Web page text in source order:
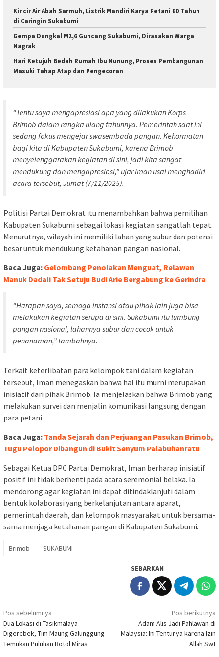
Kincir Air Abah Sarmuh, Listrik Mandiri Karya Petani 80 Tahun
di Caringin Sukabumi
Gempa Dangkal M2,6 Guncang Sukabumi, Dirasakan Warga
Nagrak
Hari Ketujuh Bedah Rumah Ibu Nunung, Proses Pembangunan
Masuki Tahap Atap dan Pengecoran
“Tentusaya mengapresiasiapa yang dilakukanKorps
Brimob dalam rangka ulang tahunnya. Pemerintahsaatini
sedang fokusmengejarswasembada pangan. Kehormatan
bagikita diKabupatenSukabumi, karena Brimob
menyelenggarakankegiatandisini, jadikita sangat
mendukung danmengapresiasi,” ujarIman usaimenghadiri
acara tersebut, Jumat(7/11/2025).
Politisi Partai Demokrat itu menambahkan bahwa pemilihan
Kabupaten Sukabumi sebagai lokasi kegiatan sangatlah tepat.
Menurutnya, wilayah ini memiliki lahan yang suburdan potensi
besaruntuk mendukung ketahanan pangan nasional.
Baca Juga: Gelombang Penolakan Menguat, Relawan
Manuk Dadali Tak Setuju Budi Arie Bergabung ke Gerindra
“Harapansaya, semoga instansiataupihaklain juga bisa
melakukankegiatanserupa disini. Sukabumiitulumbung
pangannasional, lahannya suburdancocok untuk
penanaman,” tambahnya.
Terkait keterlibatan para kelompok tani dalam kegiatan
tersebut, Iman menegaskan bahwa hal itu murni merupakan
inisiatifdari pihak Brimob. Ia menjelaskan bahwa Brimob yang
melakukan survei dan menjalin komunikasi langsung dengan
para petani.
Baca Juga: Tanda Sejarah dan Perjuangan Pasukan Brimob,
Tugu Pelopor Dibangun di Bukit Senyum Palabuhanratu
Sebagai Ketua DPC Partai Demokrat, Iman berharap inisiatif
positif ini tidak berhenti pada acara seremonial belaka. Ia
mendorong agar kegiatan ini dapat ditindaklanjuti dalam
bentuk kolaborasi yang berkelanjutan antara aparat,
pemerintah daerah, dan kelompok masyarakat untuk bersama-
sama menjaga ketahanan pangan di Kabupaten Sukabumi.
Brimob SUKABUMI
SEBARKAN
Navigasi
pos
Pos sebelumnya
Dua Lokasi di Tasikmalaya
Digerebek, Tim Maung Galunggung
Temukan Puluhan Botol Miras
Pos berikutnya
Adam Alis Jadi Pahlawan di
Malaysia: Ini Tentunya karena Izin
Allah Swt